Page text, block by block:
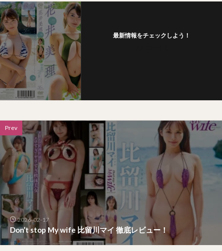
最新情報をチェックしよう！
Prev
2026-02-17
Don’t stop My wife 比留川マイ 徹底レビュー！